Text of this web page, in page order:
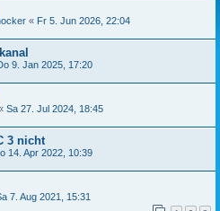
« Fr 5. Jun 2026, 22:04
9. Jan 2025, 17:20
Sa 27. Jul 2024, 18:45
3 nicht
14. Apr 2022, 10:39
7. Aug 2021, 15:31